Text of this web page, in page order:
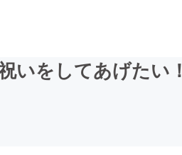
いをしてあげたい！